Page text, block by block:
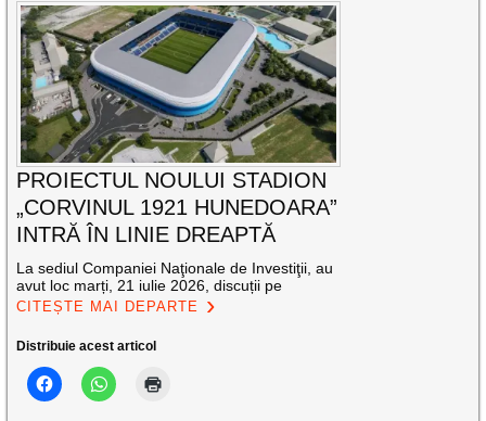
PROIECTUL NOULUI STADION
„CORVINUL 1921 HUNEDOARA”
INTRĂ ÎN LINIE DREAPTĂ
La sediul Companiei Naţionale de Investiţii, au
avut loc marți, 21 iulie 2026, discuții pe
CITEȘTE MAI DEPARTE
Distribuie acest articol